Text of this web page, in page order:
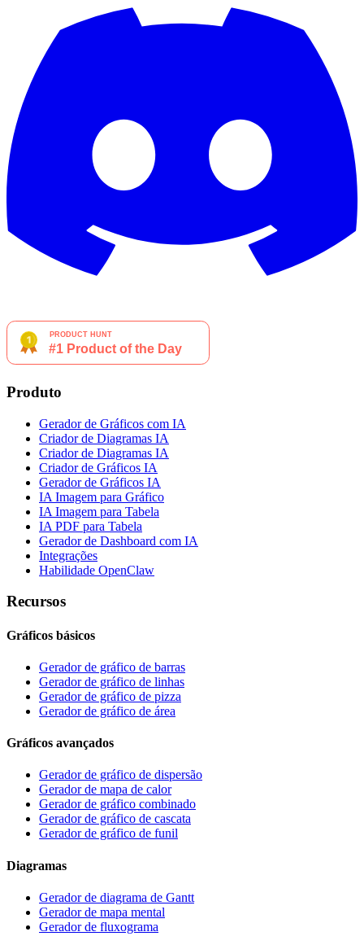
Produto
Gerador de Gráficos com IA
Criador de Diagramas IA
Criador de Diagramas IA
Criador de Gráficos IA
Gerador de Gráficos IA
IA Imagem para Gráfico
IA Imagem para Tabela
IA PDF para Tabela
Gerador de Dashboard com IA
Integrações
Habilidade OpenClaw
Recursos
Gráficos básicos
Gerador de gráfico de barras
Gerador de gráfico de linhas
Gerador de gráfico de pizza
Gerador de gráfico de área
Gráficos avançados
Gerador de gráfico de dispersão
Gerador de mapa de calor
Gerador de gráfico combinado
Gerador de gráfico de cascata
Gerador de gráfico de funil
Diagramas
Gerador de diagrama de Gantt
Gerador de mapa mental
Gerador de fluxograma